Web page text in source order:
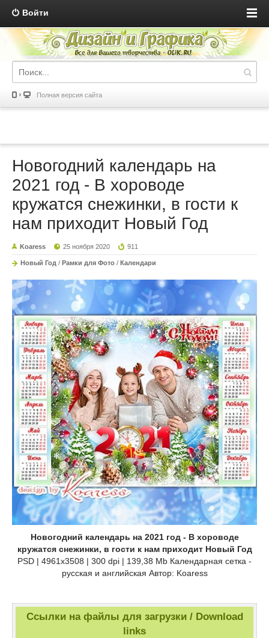
Войти
Полная версия сайта
Новогодний календарь на
2021 год - В хороводе
кружатся снежинки, в гости к
нам приходит Новый Год
Koaress 25 ноября 2020 911
Новый Год / Рамки для Фото / Календари
Новогодний календарь на 2021 год - В хороводе
кружатся снежинки, в гости к нам приходит Новый Год
PSD | 4961x3508 | 300 dpi | 139,38 Mb Календарная сетка -
русская и английская Автор: Koaress
Ссылки на файлы для загрузки / Download
links